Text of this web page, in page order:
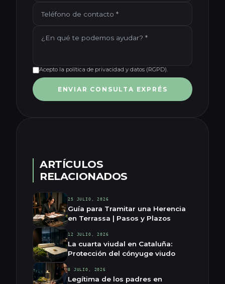
Acepto la política de privacidad y datos (RGPD).
ENVIAR CONSULTA EXPRÉS
ARTÍCULOS
RELACIONADOS
25 JULIO, 2026
Guía para Tramitar una Herencia
en Terrassa | Pasos y Plazos
12 JULIO, 2026
La cuarta viudal en Cataluña:
Protección del cónyuge viudo
8 JULIO, 2026
Legítima de los padres en